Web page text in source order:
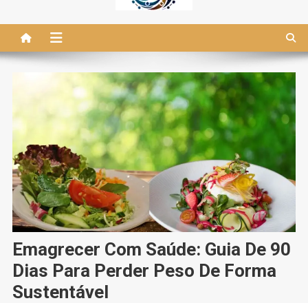
Emagrecer Com Saúde: Guia De 90
Dias Para Perder Peso De Forma
Sustentável